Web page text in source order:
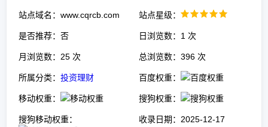
站点域名：www.cqrcb.com 站点星级：
是否推荐：否 日浏览数：1 次
月浏览数：25 次 总浏览数：396 次
所属分类： 投资理财 百度权重：
移动权重： 搜狗权重：
搜狗移动权重： 收录日期：2025-12-17